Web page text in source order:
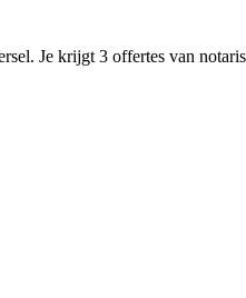
Je krijgt 3 offertes van